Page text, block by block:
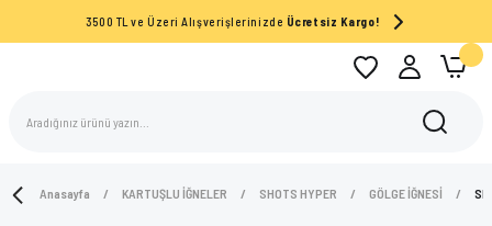
3500 TL ve Üzeri Alışverişlerinizde Ücretsiz Kargo!
Anasayfa KARTUŞLU İĞNELER SHOTS HYPER GÖLGE İĞNESİ